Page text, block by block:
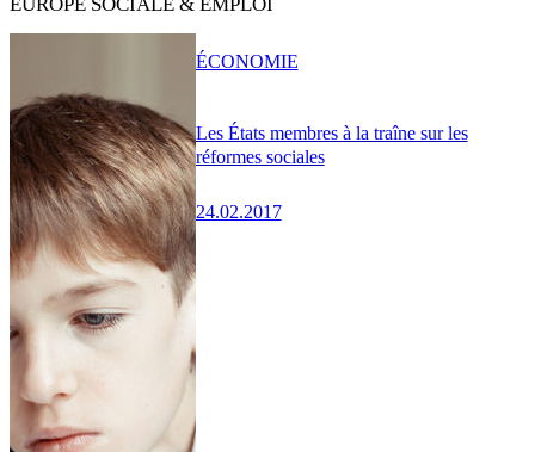
Les États membres à la traîne sur les
réformes sociales
24.02.2017
ÉCONOMIE